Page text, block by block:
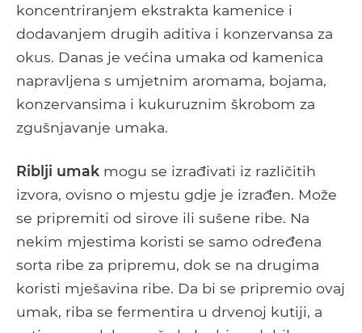
koncentriranjem ekstrakta kamenice i
dodavanjem drugih aditiva i konzervansa za
okus. Danas je većina umaka od kamenica
napravljena s umjetnim aromama, bojama,
konzervansima i kukuruznim škrobom za
zgušnjavanje umaka.
Riblji umak mogu se izrađivati ​​iz različitih
izvora, ovisno o mjestu gdje je izrađen. Može
se pripremiti od sirove ili sušene ribe. Na
nekim mjestima koristi se samo određena
sorta ribe za pripremu, dok se na drugima
koristi mješavina ribe. Da bi se pripremio ovaj
umak, riba se fermentira u drvenoj kutiji, a